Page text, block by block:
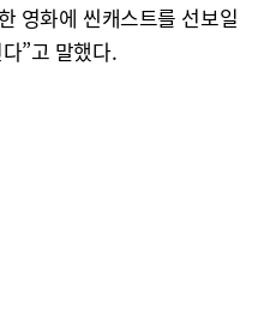
영화에 씬캐스트를 선보일
”고 말했다.